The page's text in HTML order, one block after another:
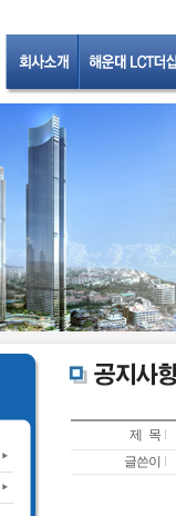
제 목
글쓴이